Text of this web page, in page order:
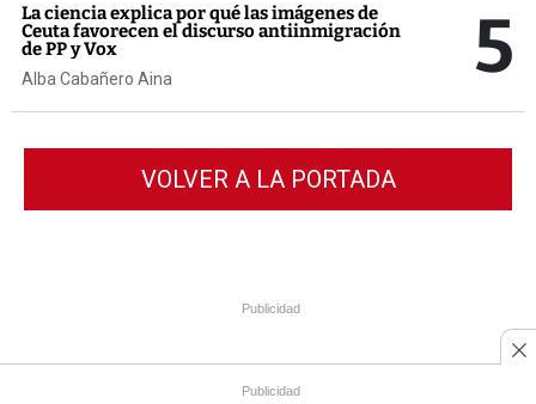
La ciencia explica por qué las imágenes de
Ceuta favorecen el discurso antiinmigración
de PP y Vox
Alba Cabañero Aina 5
VOLVER A LA PORTADA
Publicidad
Publicidad